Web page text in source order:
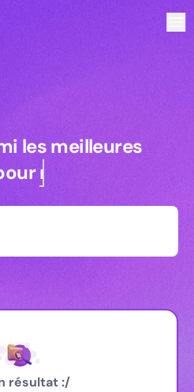
les meilleures
les meilleures
commerciaux
résultat :/